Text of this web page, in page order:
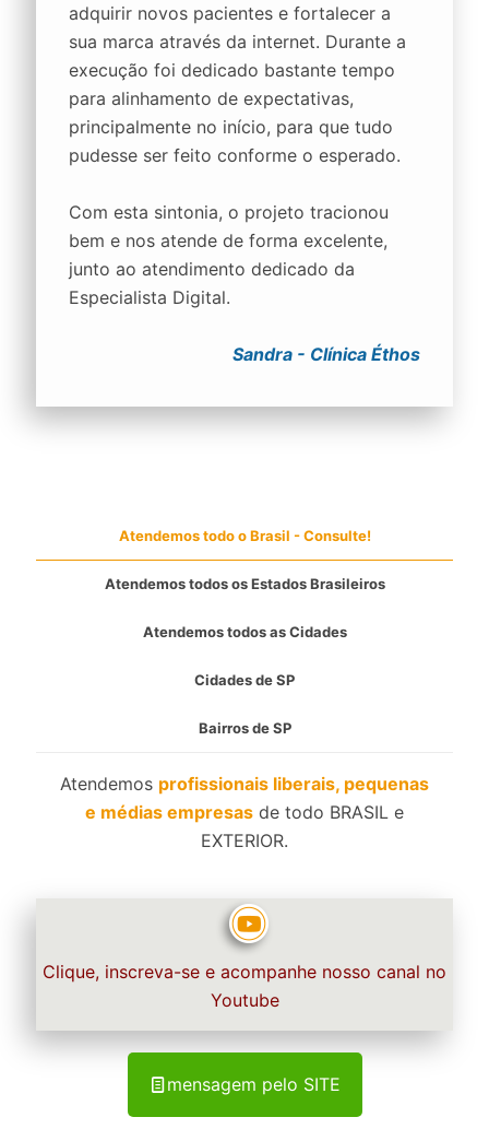
adquirir novos pacientes e fortalecer a
sua marca através da internet. Durante a
execução foi dedicado bastante tempo
para alinhamento de expectativas,
principalmente no início, para que tudo
pudesse ser feito conforme o esperado.
Com esta sintonia, o projeto tracionou
bem e nos atende de forma excelente,
junto ao atendimento dedicado da
Especialista Digital.
Sandra - Clínica Éthos
Atendemos todo o Brasil - Consulte!
Atendemos todos os Estados Brasileiros
Atendemos todos as Cidades
Cidades de SP
Bairros de SP
Atendemos profissionais liberais, pequenas
e médias empresas de todo BRASIL e
EXTERIOR.
Clique, inscreva-se e acompanhe nosso canal no
Youtube
mensagem pelo SITE